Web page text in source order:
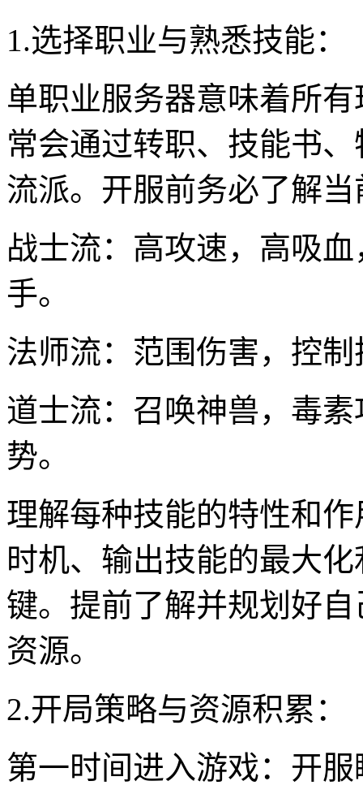
1.选择职业与熟悉技能：
单职业服务器意味着所
常会通过转职、技能书
流派。开服前务必了解
战士流：高攻速，高吸
手。
法师流：范围伤害，控
道士流：召唤神兽，毒
势。
理解每种技能的特性和
时机、输出技能的最大
键。提前了解并规划好
资源。
2.开局策略与资源积累：
第一时间进入游戏：开